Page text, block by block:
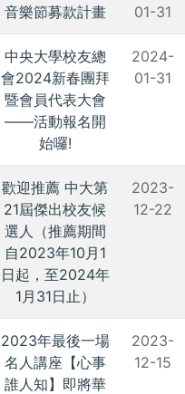
音樂節募款計畫
01-31
中央大學校友總
會2024新春團拜
暨會員代表大會
——活動報名開
始囉!
2024-
01-31
歡迎推薦 中大第
21屆傑出校友候
選人（推薦期間
自2023年10月1
日起，至2024年
1月31日止）
2023-
12-22
2023年最後一場
名人講座【心事
誰人知】即將華
2023-
12-15